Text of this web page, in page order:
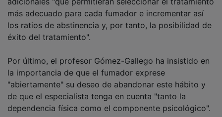
más adecuado para cada fumador e incrementar así
los ratios de abstinencia y, por tanto, la posibilidad de
éxito del tratamiento".
la importancia de que el fumador exprese
"abiertamente" su deseo de abandonar este hábito y
de que el especialista tenga en cuenta "tanto la
dependencia física como el componente psicológico".